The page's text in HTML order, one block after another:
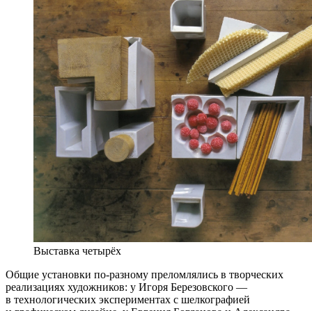
Выставка четырёх
Общие установки по-разному преломлялись в творческих
реализациях художников: у Игоря Березовского —
в технологических экспериментах с шелкографией